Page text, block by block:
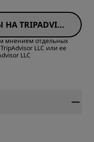
TRIPADVISO
мнением отдельных
LLC или ее
LLC